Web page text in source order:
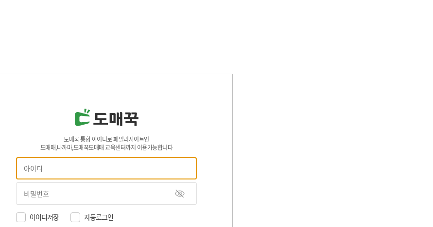
도매꾹 통합 아이디로 패밀리사이트인
도매매,나까마,도매꾹도매매 교육센터까지 이용가능합니다
아이디저장 자동로그인